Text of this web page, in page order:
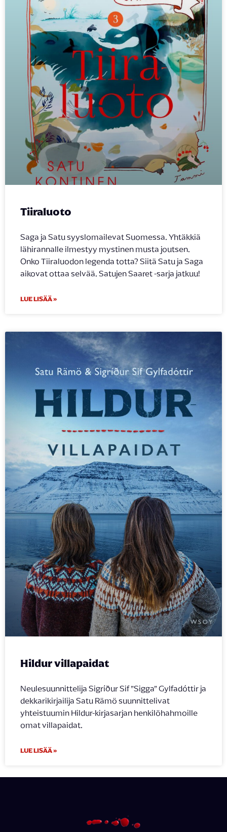
Tiiraluoto
Saga ja Satu syyslomailevat Suomessa. Yhtäkkiä
lähirannalle ilmestyy mystinen musta joutsen.
Onko Tiiraluodon legenda totta? Siitä Satu ja Saga
aikovat ottaa selvää. Satujen Saaret -sarja jatkuu!
LUE LISÄÄ »
Hildur villapaidat
Neulesuunnittelija Sigríður Sif ”Sigga” Gylfadóttir ja
dekkarikirjailija Satu Rämö suunnittelivat
yhteistuumin Hildur-kirjasarjan henkilöhahmoille
omat villapaidat.
LUE LISÄÄ »